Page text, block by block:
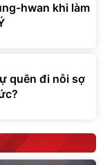
hwan khi làm
quên đi nỗi sợ